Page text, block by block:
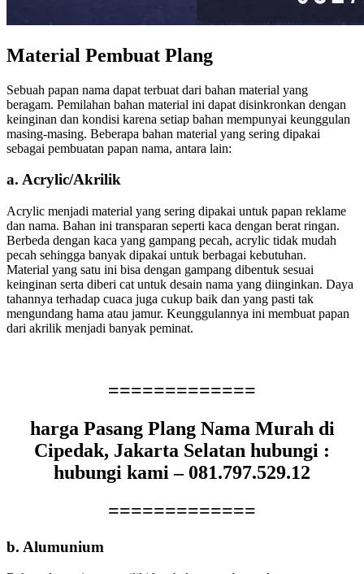
Material Pembuat Plang
Sebuah papan nama dapat terbuat dari bahan material yang
beragam. Pemilahan bahan material ini dapat disinkronkan dengan
keinginan dan kondisi karena setiap bahan mempunyai keunggulan
masing-masing. Beberapa bahan material yang sering dipakai
sebagai pembuatan papan nama, antara lain:
a. Acrylic/Akrilik
Acrylic menjadi material yang sering dipakai untuk papan reklame
dan nama. Bahan ini transparan seperti kaca dengan berat ringan.
Berbeda dengan kaca yang gampang pecah, acrylic tidak mudah
pecah sehingga banyak dipakai untuk berbagai kebutuhan.
Material yang satu ini bisa dengan gampang dibentuk sesuai
keinginan serta diberi cat untuk desain nama yang diinginkan. Daya
tahannya terhadap cuaca juga cukup baik dan yang pasti tak
mengundang hama atau jamur. Keunggulannya ini membuat papan
dari akrilik menjadi banyak peminat.
=============
harga Pasang Plang Nama Murah di
Cipedak, Jakarta Selatan hubungi :
hubungi kami – 081.797.529.12
=============
b. Alumunium